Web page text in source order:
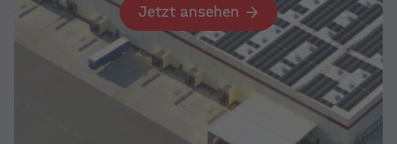
Jetzt ansehen